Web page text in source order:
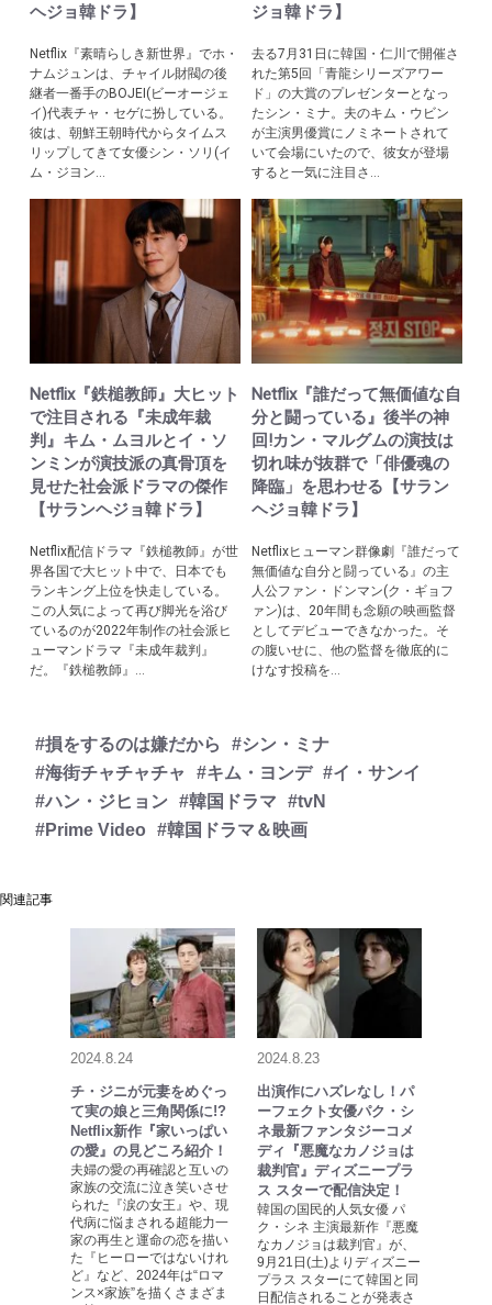
ヘジョ韓ドラ】
Netflix『素晴らしき新世界』でホ・
ナムジュンは、チャイル財閥の後
継者一番手のBOJEI(ビーオージェ
イ)代表チャ・セゲに扮している。
彼は、朝鮮王朝時代からタイムス
リップしてきて女優シン・ソリ(イ
ム・ジヨン...
ジョ韓ドラ】
去る7月31日に韓国・仁川で開催さ
れた第5回「青龍シリーズアワー
ド」の大賞のプレゼンターとなっ
たシン・ミナ。夫のキム・ウビン
が主演男優賞にノミネートされて
いて会場にいたので、彼女が登場
すると一気に注目さ...
Netflix『鉄槌教師』大ヒット
で注目される『未成年裁
判』キム・ムヨルとイ・ソ
ンミンが演技派の真骨頂を
見せた社会派ドラマの傑作
【サランヘジョ韓ドラ】
Netflix配信ドラマ『鉄槌教師』が世
界各国で大ヒット中で、日本でも
ランキング上位を快走している。
この人気によって再び脚光を浴び
ているのが2022年制作の社会派ヒ
ューマンドラマ『未成年裁判』
だ。『鉄槌教師』...
Netflix『誰だって無価値な自
分と闘っている』後半の神
回!カン・マルグムの演技は
切れ味が抜群で「俳優魂の
降臨」を思わせる【サラン
ヘジョ韓ドラ】
Netflixヒューマン群像劇『誰だって
無価値な自分と闘っている』の主
人公ファン・ドンマン(ク・ギョフ
ァン)は、20年間も念願の映画監督
としてデビューできなかった。そ
の腹いせに、他の監督を徹底的に
けなす投稿を...
#損をするのは嫌だから
#シン・ミナ
#海街チャチャチャ
#キム・ヨンデ #イ・サンイ
#ハン・ジヒョン #韓国ドラマ
#tvN
#Prime Video
#韓国ドラマ＆映画
関連記事
2024.8.24
チ・ジニが元妻をめぐっ
て実の娘と三角関係に!?
Netflix新作『家いっぱい
の愛』の見どころ紹介！
夫婦の愛の再確認と互いの
家族の交流に泣き笑いさせ
られた『涙の女王』や、現
代病に悩まされる超能力一
家の再生と運命の恋を描い
た『ヒーローではないけれ
ど』など、2024年は“ロマ
ンス×家族”を描くさまざま
2024.8.23
出演作にハズレなし！パ
ーフェクト女優パク・シ
ネ最新ファンタジーコメ
ディ『悪魔なカノジョは
裁判官』ディズニープラ
ス スターで配信決定！
韓国の国民的人気女優 パ
ク・シネ 主演最新作『悪魔
なカノジョは裁判官』が、
9月21日(土)よりディズニー
プラス スターにて韓国と同
日配信されることが発表さ